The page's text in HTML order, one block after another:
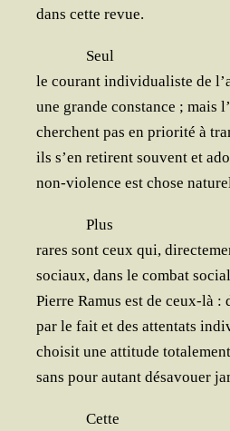
dans cette revue.
Seul
le cou­rant indi­vi­dua­liste de
une grande constance ; mais
cherchent pas en prio­ri­té à
ils s’en retirent sou­vent et
non-vio­lence est chose
Plus
rares sont ceux qui,
sociaux, dans le com­bat
Pierre Ramus est de ceux-là :
par le fait et des atten­tats
choi­sit une atti­tude
sans pour autant désa­vouer
Cette